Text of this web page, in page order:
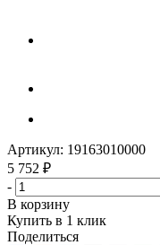
Артикул: 19163010000
5 752 ₽
-
В корзину
Купить в 1 клик
Поделиться